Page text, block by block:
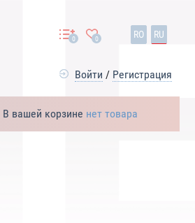
0 0 RO RU
Войти / Регистрация
В вашей корзине нет товара